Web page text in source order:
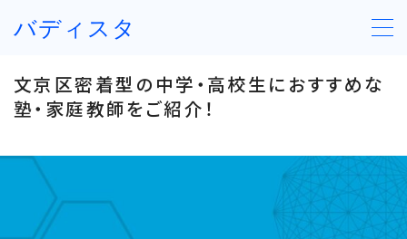
バディスタ
契約の流れ
講師の紹介
文京区密着型の中学・高校生におすすめな
塾・家庭教師をご紹介！